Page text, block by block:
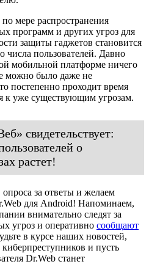
мере распространения
программ и других угроз для
защиты гаджетов становится
числа пользователей. Давно
мобильной платформе ничего
можно было даже не
постепенно проходит время
к уже существующим угрозам.
свидетельствует:
о
растет!
за ответы и желаем
для Android! Напоминаем,
внимательно следят за
угроз и оперативно сообщают
в курсе наших новостей,
и пусть
Dr.Web станет